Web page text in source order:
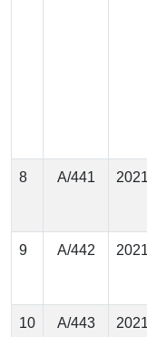
8 А/441
9 А/442
10 А/443